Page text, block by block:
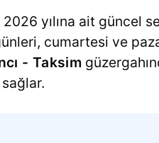
2026 yılına ait güncel
cumartesi ve
- Taksim